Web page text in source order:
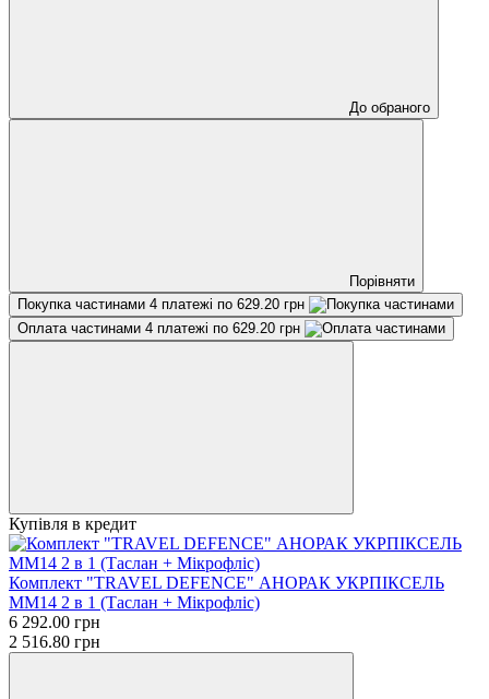
До обраного
Порівняти
Покупка частинами 4 платежі по 629.20 грн
Оплата частинами 4 платежі по 629.20 грн
Купівля в кредит
Комплект "TRAVEL DEFENCE" АНОРАК УКРПІКСЕЛЬ
ММ14 2 в 1 (Таслан + Мікрофліс)
6 292.00 грн
2 516.80 грн